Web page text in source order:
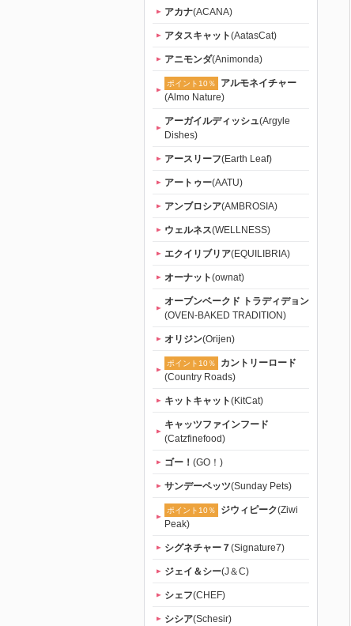
｜初回送料
無料
アカナ(ACANA)
アタスキャット(AatasCat)
アニモンダ(Animonda)
ポイント10％
アルモネイチャー
(Almo Nature)
アーガイルディッシュ(Argyle
Dishes)
アースリーフ(Earth Leaf)
アートゥー(AATU)
アンブロシア(AMBROSIA)
ウェルネス(WELLNESS)
エクイリブリア(EQUILIBRIA)
オーナット(ownat)
オーブンベークド トラディデョン
(OVEN-BAKED TRADITION)
オリジン(Orijen)
ポイント10％
カントリーロード
(Country Roads)
キットキャット(KitCat)
キャッツファインフード
(Catzfinefood)
ゴー！ (GO！)
サンデーペッツ(Sunday Pets)
ポイント10％ ジウィピーク(Ziwi
Peak)
シグネチャー７(Signature7)
ジェイ＆シー(J＆C)
シェフ(CHEF)
シシア(Schesir)